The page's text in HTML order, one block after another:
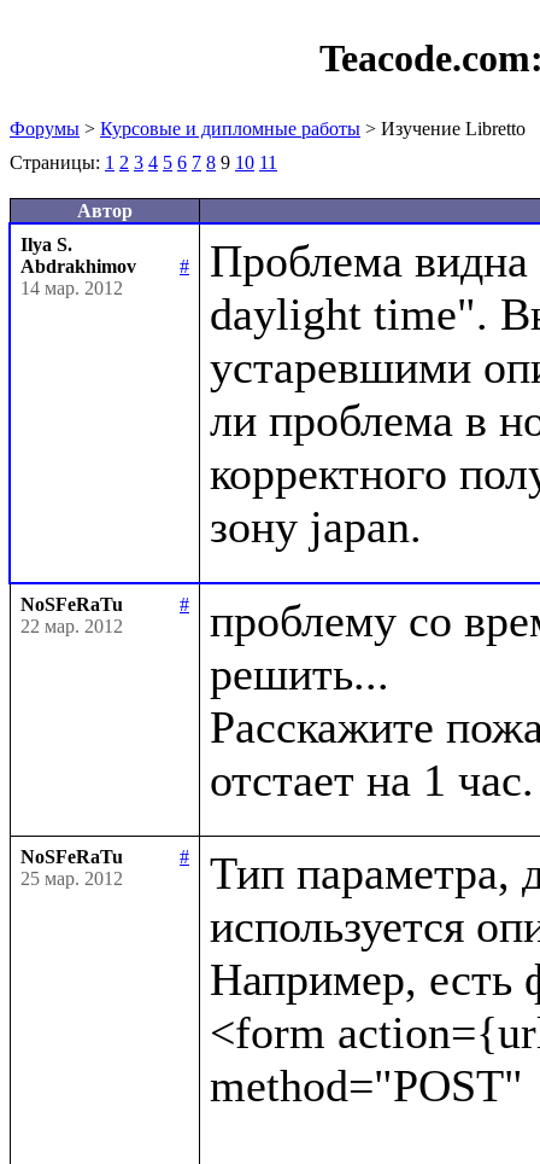
Форумы > Курсовые и дипломные работы > Изучение Libretto
Страницы: 1 2 3 4 5 6 7 8 9 10 11
Автор
Ilya S.
Abdrakhimov
#
14 мар. 2012
Проблема
daylight time".
устаревшими
ли проблема в
корректного
NoSFeRaTu
#
22 мар. 2012
проблему со
решить...
Расскажите
NoSFeRaTu
#
25 мар. 2012
Тип параметра,
используется
Например, есть
<form
method="POST"